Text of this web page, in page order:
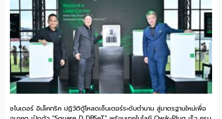
ชไนเดอร์ อิเล็คทริค ปฏิวัติตู้โหลดเซ็นเตอร์ระดับตำนาน สู่มาตรฐานใหม่เพื่อ